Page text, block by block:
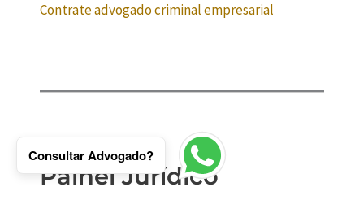
Contrate advogado criminal empresarial
Painel Jurídico
Consultar Advogado?